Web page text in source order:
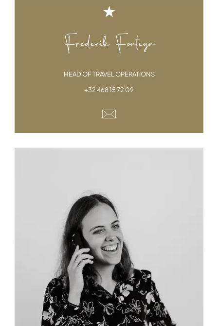
Frederik Fonteyn
HEAD OF TRAVEL OPERATIONS
+32 468 15 72 09